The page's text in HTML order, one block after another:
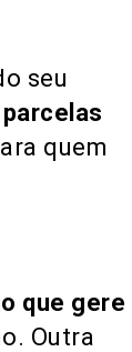
seu
quem
que gere
Outra